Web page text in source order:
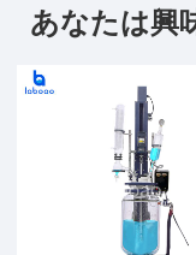
あなたは興